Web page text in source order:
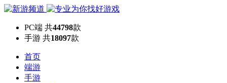
PC端 共44798款
手游 共18097款
首页
端游
手游